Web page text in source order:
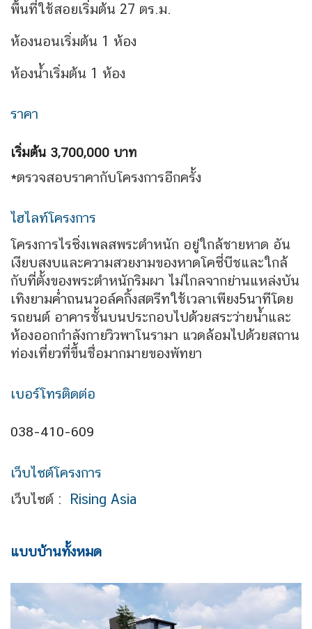
พื้นที่ใช้สอยเริ่มต้น 27 ตร.ม.
ห้องนอนเริ่มต้น 1 ห้อง
ห้องน้ำเริ่มต้น 1 ห้อง
ราคา
เริ่มต้น 3,700,000 บาท
*ตรวจสอบราคากับโครงการอีกครั้ง
ไฮไลท์โครงการ
โครงการไรซิ่งเพลสพระตําหนัก อยู่ใกล้ชายหาด อัน
เงียบสงบและความสวยงามของหาดโคซี่บีชและใกล้
กับที่ตั้งของพระตําหนักริมผา ไม่ไกลจากย่านแหล่งบัน
เทิงยามคํ่าถนนวอล์คกิ้งสตรีทใช้เวลาเพียง5นาทีโดย
รถยนต์ อาคารชั้นบนประกอบไปด้วยสระว่ายนํ้าและ
ห้องออกกําลังกายวิวพาโนรามา แวดล้อมไปด้วยสถาน
ท่องเที่ยวที่ขึ้นชื่อมากมายของพัทยา
เบอร์โทรติดต่อ
038-410-609
เว็บไซต์โครงการ
เว็บไซต์ : Rising Asia
แบบบ้านทั้งหมด